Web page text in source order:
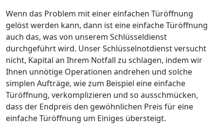
Wenn das Problem mit einer einfachen Türöffnung
gelöst werden kann, dann ist eine einfache Türöffnung
auch das, was von unserem Schlüsseldienst
durchgeführt wird. Unser Schlüsselnotdienst versucht
nicht, Kapital an Ihrem Notfall zu schlagen, indem wir
Ihnen unnötige Operationen andrehen und solche
simplen Aufträge, wie zum Beispiel eine einfache
Türöffnung, verkomplizieren und so ausschmücken,
dass der Endpreis den gewöhnlichen Preis für eine
einfache Türöffnung um Einiges übersteigt.